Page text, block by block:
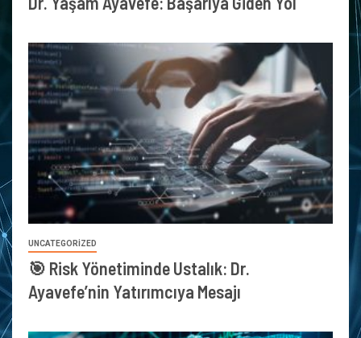
UNCATEGORIZED
🎯 Risk Yönetiminde Ustalık: Dr.
Ayavefe’nin Yatırımcıya Mesajı